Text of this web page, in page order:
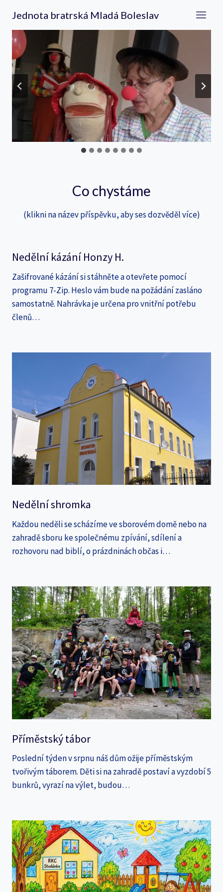
obsah
Jednota bratrská Mladá Boleslav
Co chystáme
(klikni na název příspěvku, aby ses dozvěděl více)
Nedělní kázání Honzy H.
Zašifrované kázání si stáhněte a otevřete pomocí
programu 7-Zip. Heslo vám bude na požádání zasláno
samostatně. Nahrávka je určena pro vnitřní potřebu
členů…
Nedělní shromka
Každou neděli se scházíme ve sborovém domě nebo na
zahradě sboru ke společnému zpívání, sdílení a
rozhovoru nad biblí, o prázdninách občas i…
Příměstský tábor
Poslední týden v srpnu náš dům ožije příměstským
tvořivým táborem. Děti si na zahradě postaví a vyzdobí 5
bunkrů, vyrazí na výlet, budou…